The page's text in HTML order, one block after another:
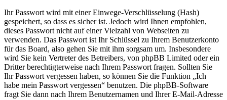
Ihr Passwort wird mit einer Einwege-Verschlüsselung (Hash)
gespeichert, so dass es sicher ist. Jedoch wird Ihnen empfohlen,
dieses Passwort nicht auf einer Vielzahl von Webseiten zu
verwenden. Das Passwort ist Ihr Schlüssel zu Ihrem Benutzerkonto
für das Board, also gehen Sie mit ihm sorgsam um. Insbesondere
wird Sie kein Vertreter des Betreibers, von phpBB Limited oder ein
Dritter berechtigterweise nach Ihrem Passwort fragen. Sollten Sie
Ihr Passwort vergessen haben, so können Sie die Funktion „Ich
habe mein Passwort vergessen“ benutzen. Die phpBB-Software
fragt Sie dann nach Ihrem Benutzernamen und Ihrer E-Mail-Adresse